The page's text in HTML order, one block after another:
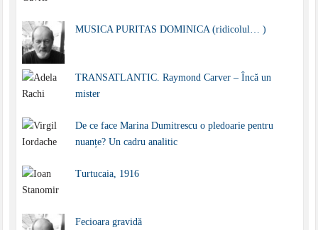
MUSICA PURITAS DOMINICA (ridicolul… )
TRANSATLANTIC. Raymond Carver – Încă un
mister
De ce face Marina Dumitrescu o pledoarie pentru
nuanțe? Un cadru analitic
Turtucaia, 1916
Fecioara gravidă